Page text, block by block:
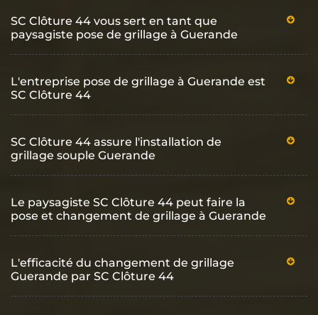
SC Clôture 44 vous sert en tant que
paysagiste pose de grillage à Guerande
L'entreprise pose de grillage à Guerande est
SC Clôture 44
SC Clôture 44 assure l'installation de
grillage souple Guerande
Le paysagiste SC Clôture 44 peut faire la
pose et changement de grillage à Guerande
L'efficacité du changement de grillage
Guerande par SC Clôture 44